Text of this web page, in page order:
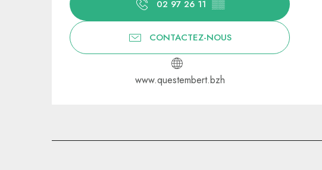
02 97 26 11 ▒▒
CONTACTEZ-NOUS
www.questembert.bzh